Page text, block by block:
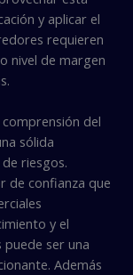
y aplicar el
requieren
nivel de margen
del
sólida
riesgos.
de confianza que
y el
ser una
Además